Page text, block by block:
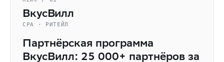
ВкусВилл
CPA · РИТЕЙЛ
Партнёрская программа
ВкусВилл: 25 000+ партнёров за